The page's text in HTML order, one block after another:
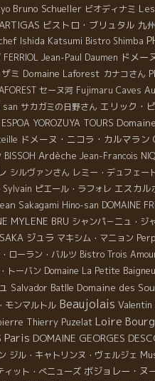
Bruno Schueller ビオディナミ
ビストロ・ブリュタル 九州
Ishida Katsumi Bistro Shimba
FERRIOL Jean-Paul Daumen ドメー
ミ Domaine Laforest カナコさん
セーヌ河 Fujimaru Caves
san サカガミの日野さん エリック・
ESPOA YOROZUYA TOURS
ドメーヌ・ニコラ・カルマラン
BISSOH Ardèche Jean-Francois NIQ
シルヴァンさん レミー・デュフェー
Sylvain ピエール・ラフォレ エスカル
Sakagami Hino-san DOMAINE
MYLENE BRU シャンパ－ニュ・ジ
ジュラ マキシム・マニョン
ローラン・バルツ Bistro Trois
トーバン Domaine La Petite
Salvador Batlle Domaine des
モンマルトル Beaujolais Valentin
Thierry Puzelat Loire
Paris DOMAINE GEORGES
ジル・キャトリンヌ・ヴェルジェ
ィット・べニューズ ボジョレー・ヌ